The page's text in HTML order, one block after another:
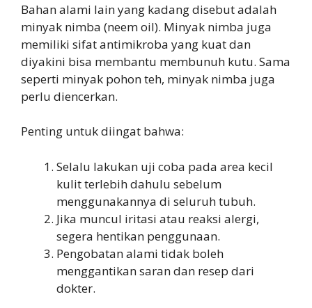
Bahan alami lain yang kadang disebut adalah
minyak nimba (neem oil). Minyak nimba juga
memiliki sifat antimikroba yang kuat dan
diyakini bisa membantu membunuh kutu. Sama
seperti minyak pohon teh, minyak nimba juga
perlu diencerkan.
Penting untuk diingat bahwa:
Selalu lakukan uji coba pada area kecil
kulit terlebih dahulu sebelum
menggunakannya di seluruh tubuh.
Jika muncul iritasi atau reaksi alergi,
segera hentikan penggunaan.
Pengobatan alami tidak boleh
menggantikan saran dan resep dari
dokter.